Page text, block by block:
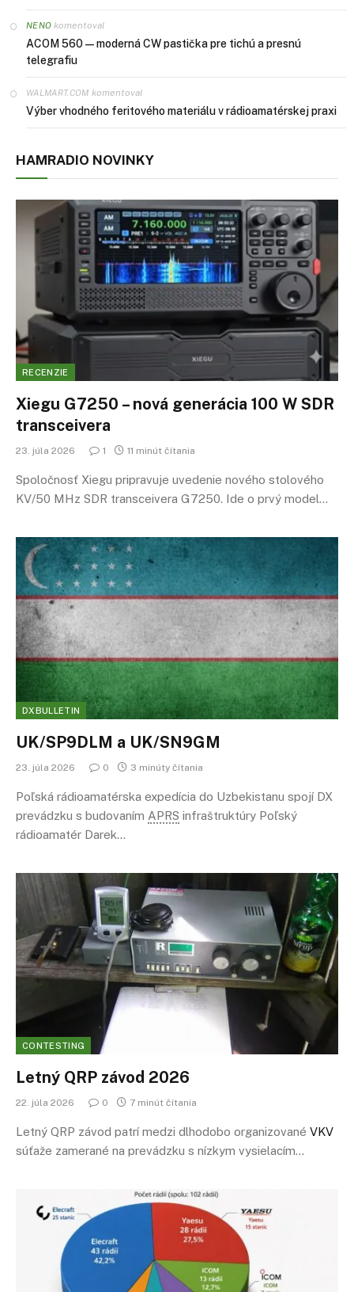
NENO komentoval
ACOM 560 — modernáCWpastička pre tichú a presnú
telegrafiu
WALMART.COM komentoval
Výber vhodného feritového materiálu v rádioamatérskej praxi
HAMRADIO NOVINKY
RECENZIE
Xiegu G7250 – nová generácia 100 W SDR
transceivera
23. júla 2026 1 11 minút čítania
Spoločnosť Xiegu pripravuje uvedenie nového stolového
KV/50 MHz SDR transceivera G7250. Ide o prvý model…
DXBULLETIN
UK/SP9DLM a UK/SN9GM
23. júla 2026 0 3 minúty čítania
Poľská rádioamatérska expedícia do Uzbekistanu spojí DX
prevádzku s budovaním APRS infraštruktúry Poľský
rádioamatér Darek…
CONTESTING
Letný QRP závod 2026
22. júla 2026 0 7 minút čítania
Letný QRP závod patrí medzi dlhodobo organizované VKV
súťaže zamerané na prevádzku s nízkym vysielacím…